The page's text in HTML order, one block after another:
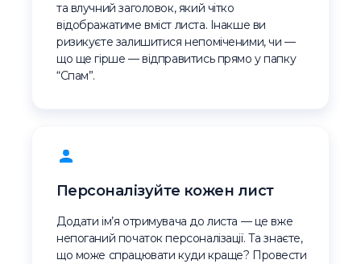
та влучний заголовок, який чітко
відображатиме вміст листа. Інакше ви
ризикуєте залишитися непоміченими, чи —
що ще гірше — відправитись прямо у папку
“Спам”.
Персоналізуйте кожен лист
Додати ім’я отримувача до листа — це вже
непоганий початок персоналізації. Та знаєте,
що може спрацювати куди краще? Провести